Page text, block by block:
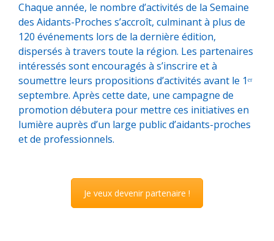
Chaque année, le nombre d’activités de la Semaine
des Aidants-Proches s’accroît, culminant à plus de
120 événements lors de la dernière édition,
dispersés à travers toute la région. Les partenaires
intéressés sont encouragés à s’inscrire et à
soumettre leurs propositions d’activités avant le 1ᵉʳ
septembre. Après cette date, une campagne de
promotion débutera pour mettre ces initiatives en
lumière auprès d’un large public d’aidants-proches
et de professionnels.
Je veux devenir partenaire !